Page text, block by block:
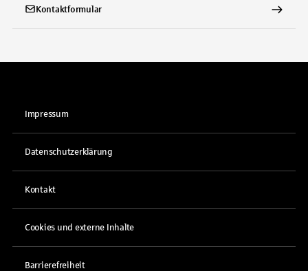
Kontaktformular
Impressum
Datenschutzerklärung
Kontakt
Cookies und externe Inhalte
Barrierefreiheit